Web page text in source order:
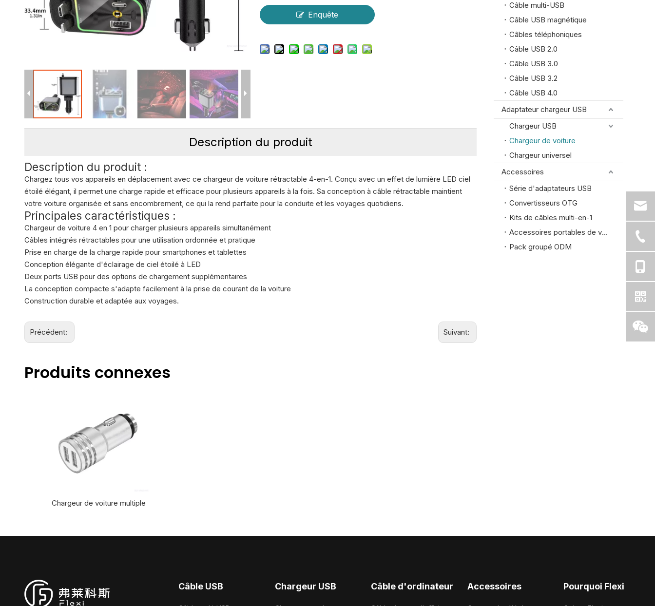
Enquête
Description du produit
Description du produit :
Chargez tous vos appareils en déplacement avec ce chargeur de voiture rétractable 4-en-1. Conçu avec un effet de lumière LED ciel
étoilé élégant, il permet une charge rapide et efficace pour plusieurs appareils à la fois. Sa conception à câble rétractable maintient
votre voiture organisée et sans encombrement, ce qui la rend parfaite pour la conduite et les voyages quotidiens.
Principales caractéristiques :
Chargeur de voiture 4 en 1 pour charger plusieurs appareils simultanément
Câbles intégrés rétractables pour une utilisation ordonnée et pratique
Prise en charge de la charge rapide pour smartphones et tablettes
Conception élégante d'éclairage de ciel étoilé à LED
Deux ports USB pour des options de chargement supplémentaires
La conception compacte s'adapte facilement à la prise de courant de la voiture
Construction durable et adaptée aux voyages.
Précédent: Suivant:
Câble multi-USB
Câble USB magnétique
Câbles téléphoniques
Câble USB 2.0
Câble USB 3.0
Câble USB 3.2
Câble USB 4.0
Adaptateur chargeur USB
Chargeur USB
Chargeur de voiture
Chargeur universel
Accessoires
Série d'adaptateurs USB
Convertisseurs OTG
Kits de câbles multi-en-1
Accessoires portables de voyage
Pack groupé ODM
Produits connexes
Chargeur de voiture multiple
Câble USB Chargeur USB Câble d'ordinateur Accessoires Pourquoi Flexi